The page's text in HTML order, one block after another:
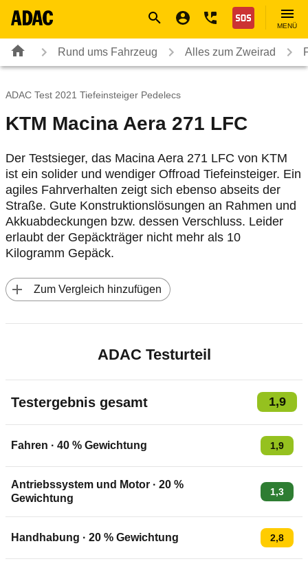
Nothilfe
MENÜ
Rund ums Fahrzeug Alles zum Zweirad
ADAC Test 2021 Tiefeinsteiger Pedelecs
KTM Macina Aera 271 LFC
Zum Vergleich hinzufügen
Der Testsieger, das Macina Aera 271 LFC von KTM
ist ein solider und wendiger Offroad Tiefeinsteiger. Ein
agiles Fahrverhalten zeigt sich ebenso abseits der
Straße. Gute Konstruktionslösungen an Rahmen und
Akkuabdeckungen bzw. dessen Verschluss. Leider
erlaubt der Gepäckträger nicht mehr als 10
Kilogramm Gepäck.
ADAC Testurteil
Testergebnis gesamt 1,9
Fahren · 40 % Gewichtung 1,9
Antriebssystem und Motor · 20 %
Gewichtung
1,3
Handhabung · 20 % Gewichtung 2,8